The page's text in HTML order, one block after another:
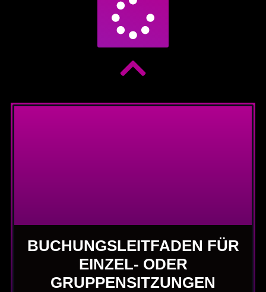
BUCHUNGSLEITFADEN FÜR
EINZEL- ODER
GRUPPENSITZUNGEN